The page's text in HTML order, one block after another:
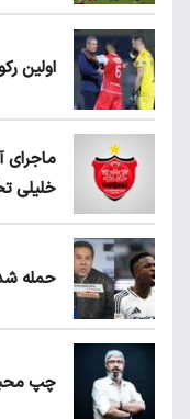
اولین
خلیلی
حمله
چپ